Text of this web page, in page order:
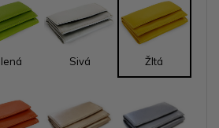
Sivá Žltá